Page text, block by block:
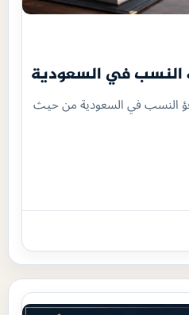
النسب في السعودية
النسب في السعودية من حيث